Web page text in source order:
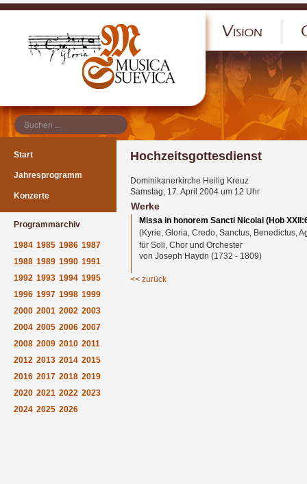
Start
Jahresprogramm
Konzerte
Programmarchiv
1984 1985 1986 1987
1988 1989 1990 1991
1992 1993 1994 1995
1996 1997 1998 1999
2000 2001 2002 2003
2004 2005 2006 2007
2008 2009 2010 2011
2012 2013 2014 2015
2016 2017 2018 2019
2020 2021 2022 2023
2024 2025 2026
Hochzeitsgottesdienst
Dominikanerkirche Heilig Kreuz
Samstag, 17. April 2004 um 12 Uhr
Werke
Missa in honorem Sancti Nicolai (Hob
(Kyrie, Gloria, Credo, Sanctus, Benedictus,
für Soli, Chor und Orchester
von Joseph Haydn (1732 - 1809)
<< zurück